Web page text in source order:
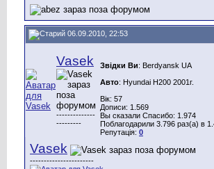
06.09.2010, 22:53
Vasek
--------------
---------
Звідки Ви: Berdyansk UA
Авто: Hyundai H200 2001г.
Вік: 57
Дописи: 1.569
Вы сказали Спасибо: 1.974
Поблагодарили 3.796 раз(а) в
Репутація: 0
Vasek
-----------------------